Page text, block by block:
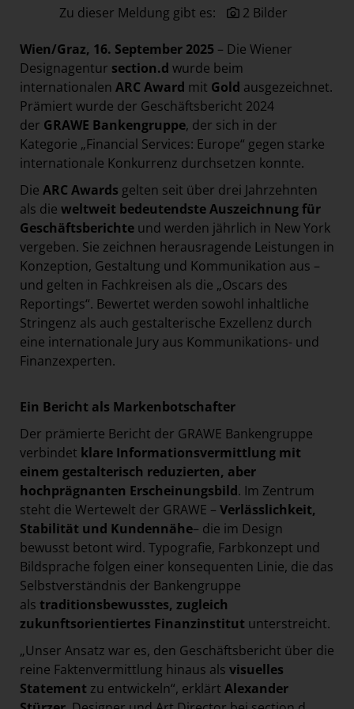
Paradies Garten
section.d
Swiss Life Select
The Companion
The Hoxton
Unibail-Rodamco-Westfield
Vöslauer
NMK
MEDIA
KONTAKT
Zu dieser Meldung gibt es: 2 Bilder
Wien/Graz, 16. September 2025 – Die Wiener
Designagentur section.d wurde beim
internationalen ARC Award mit Gold ausgezeichnet.
Prämiert wurde der Geschäftsbericht 2024
der GRAWE Bankengruppe, der sich in der
Kategorie „Financial Services: Europe“ gegen starke
internationale Konkurrenz durchsetzen konnte.
Die ARC Awards gelten seit über drei Jahrzehnten
als die weltweit bedeutendste Auszeichnung für
Geschäftsberichte und werden jährlich in New York
vergeben. Sie zeichnen herausragende Leistungen in
Konzeption, Gestaltung und Kommunikation aus –
und gelten in Fachkreisen als die „Oscars des
Reportings“. Bewertet werden sowohl inhaltliche
Stringenz als auch gestalterische Exzellenz durch
eine internationale Jury aus Kommunikations- und
Finanzexperten.
Ein Bericht als Markenbotschafter
Der prämierte Bericht der GRAWE Bankengruppe
verbindet klare Informationsvermittlung mit
einem gestalterisch reduzierten, aber
hochprägnanten Erscheinungsbild. Im Zentrum
steht die Wertewelt der GRAWE – Verlässlichkeit,
Stabilität und Kundennähe– die im Design
bewusst betont wird. Typografie, Farbkonzept und
Bildsprache folgen einer konsequenten Linie, die das
Selbstverständnis der Bankengruppe
als traditionsbewusstes, zugleich
zukunftsorientiertes Finanzinstitut unterstreicht.
„Unser Ansatz war es, den Geschäftsbericht über die
reine Faktenvermittlung hinaus als visuelles
Statement zu entwickeln“, erklärt Alexander